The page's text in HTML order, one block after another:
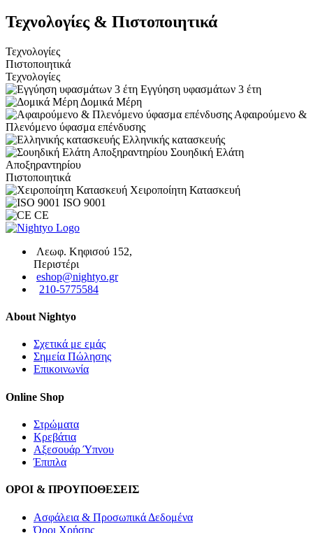
Τεχνολογίες & Πιστοποιητικά
Τεχνολογίες
Πιστοποιητικά
Τεχνολογίες
Εγγύηση υφασμάτων 3 έτη
Δομικά Μέρη
Αφαιρούμενο &
Πλενόμενο ύφασμα επένδυσης
Ελληνικής κατασκευής
Σουηδική Ελάτη
Αποξηραντηρίου
Πιστοποιητικά
Χειροποίητη Κατασκευή
ISO 9001
CE
Λεωφ. Κηφισού 152,
Περιστέρι
eshop@nightyo.gr
210-5775584
About Nightyo
Σχετικά με εμάς
Σημεία Πώλησης
Επικοινωνία
Online Shop
Στρώματα
Κρεβάτια
Αξεσουάρ Ύπνου
Έπιπλα
ΟΡΟΙ & ΠΡΟΥΠΟΘΕΣΕΙΣ
Ασφάλεια & Προσωπικά Δεδομένα
Όροι Χρήσης